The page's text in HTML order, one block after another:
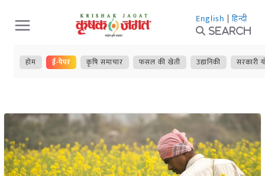
Skip
to
content
English | हिन्दी
Search
होम ई-पेपर कृषि समाचार फसल की खेती उद्यानिकी सरकारी